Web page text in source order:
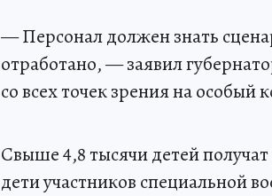
— Персонал должен знать
отработано, — заявил
со всех точек зрения на особый
Свыше 4,8 тысячи детей
дети участников специальной